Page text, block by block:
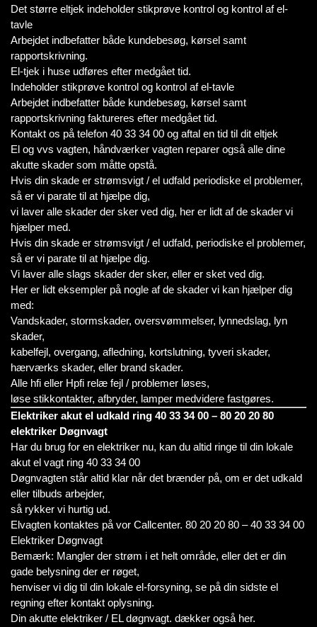
Det større eltjek indeholder stikprøve kontrol og kontrol af el-
tavle
Arbejdet indbefatter både kundebesøg, kørsel samt
rapportskrivning.
El-tjek i huse udføres efter medgået tid.
Indeholder stikprøve kontrol og kontrol af el-tavle
Arbejdet indbefatter både kundebesøg, kørsel samt
rapportskrivning faktureres efter medgået tid.
Kontakt os på telefon 40 33 34 00 og aftal en tid til dit eltjek
El og vvs vagten, håndværker vagten reparer også alle dine
akutte skader som måtte opstå.
Hvis din skade er strømsvigt / el udfald periodiske el problemer,
så er vi parate til at hjælpe dig,
vi laver alle skader der sker ved dig, her er lidt af de skader vi
hjælper med.
Hvis din skade er strømsvigt / el udfald, periodiske el problemer,
så er vi parate til at hjælpe dig.
Vi laver alle slags skader der sker, eller er sket ved dig.
Her er lidt eksempler på nogle af de skader vi kan hjælper dig
med:
Vandskader, stormskader, oversvømmelser, lynnedslag, lyn
skader,
kabelfejl, overgang, afledning, kortslutning, tyveri skader,
hærværks skader, eller brand skader.
Alle hfi eller Hpfi relæ fejl / problemer løses,
løse stikkontakter, afbryder, lamper medvidere fastgøres.
Elektriker akut el udkald ring 40 33 34 00 – 80 20 20 80
elektriker Døgnvagt
Har du brug for en elektriker nu, kan du altid ringe til din lokale
akut el vagt ring 40 33 34 00
Døgnvagten står altid klar når det brænder på, om er det udkald
eller tilbuds arbejder,
så rykker vi hurtig ud.
Elvagten kontaktes på vor Callcenter. 80 20 20 80 – 40 33 34 00
Elektriker Døgnvagt
Bemærk: Mangler der strøm i et helt område, eller det er din
gade belysning der er røget,
henviser vi dig til din lokale el-forsyning, se på din sidste el
regning efter kontakt oplysning.
Din akutte elektriker / EL døgnvagt. dækker også her.